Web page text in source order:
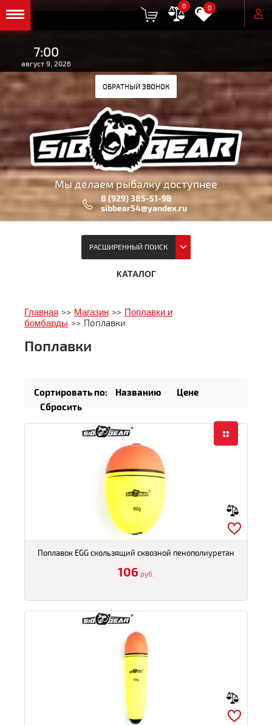
0 0
7:00
август 9, 2026
Мы делаем рыбалку доступнее
ОБРАТНЫЙ ЗВОНОК
8 (929) 385-51-98
sibbear54@yandex.ru
РАСШИРЕННЫЙ ПОИСК
КАТАЛОГ
Главная >> Магазин >> Поплавки и
бомбарды >> Поплавки
Поплавки
Сортировать по: Названию
Цене
Сбросить
Поплавок EGG скользящий сквозной пенополиуретан
106 руб.